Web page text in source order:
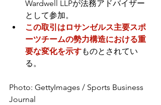
Wardwell LLPが法務アドバイザー
として参加。
この取引はロサンゼルス主要スポ
ーツチームの勢力構造における重
要な変化を示すものとされてい
る。
Photo: GettyImages / Sports Business
Journal